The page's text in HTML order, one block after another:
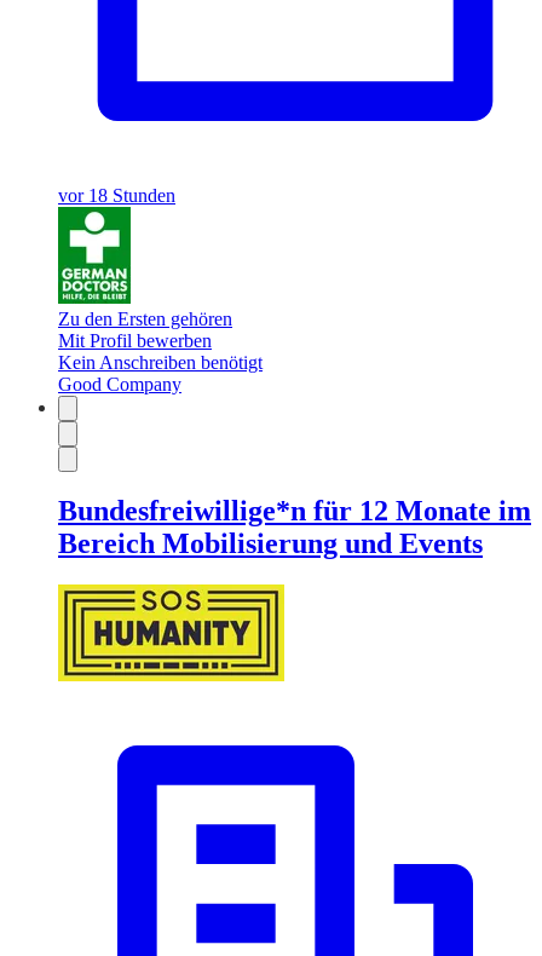
vor 18 Stunden
Zu den Ersten gehören
Mit Profil bewerben
Kein Anschreiben benötigt
Good Company
Bundesfreiwillige*n für 12 Monate im
Bereich Mobilisierung und Events